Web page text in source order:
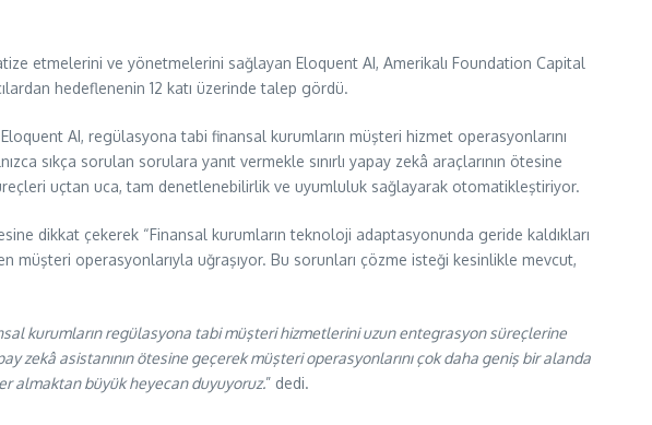
etmelerini ve yönetmelerini sağlayan Eloquent AI, Amerikalı Foundation Capital
hedeflenenin 12 katı üzerinde talep gördü.
AI, regülasyona tabi finansal kurumların müşteri hizmet operasyonlarını
sıkça sorulan sorulara yanıt vermekle sınırlı yapay zekâ araçlarının ötesine
uçtan uca, tam denetlenebilirlik ve uyumluluk sağlayarak otomatikleştiriyor.
dikkat çekerek “Finansal kurumların teknoloji adaptasyonunda geride kaldıkları
müşteri operasyonlarıyla uğraşıyor. Bu sorunları çözme isteği kesinlikle mevcut,
kurumların regülasyona tabi müşteri hizmetlerini uzun entegrasyon süreçlerine
zekâ asistanının ötesine geçerek müşteri operasyonlarını çok daha geniş bir alanda
almaktan büyük heyecan duyuyoruz.” dedi.